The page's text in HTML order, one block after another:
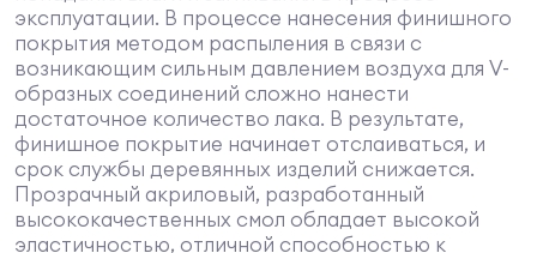
эксплуатации. В процессе нанесения финишного
покрытия методом распыления в связи с
возникающим сильным давлением воздуха для V-
образных соединений сложно нанести
достаточное количество лака. В результате,
финишное покрытие начинает отслаиваться, и
срок службы деревянных изделий снижается.
Прозрачный акриловый, разработанный
высококачественных смол обладает высокой
эластичностью, отличной способностью к